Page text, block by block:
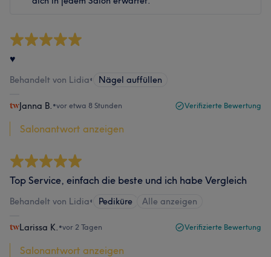
♥
Behandelt von Lidia• Nägel auffüllen
Janna B. •vor etwa 8 Stunden Verifizierte Bewertung
Salonantwort anzeigen
Top Service, einfach die beste und ich habe Vergleich
Behandelt von Lidia• Pediküre Alle anzeigen
Larissa K. •vor 2 Tagen Verifizierte Bewertung
Salonantwort anzeigen